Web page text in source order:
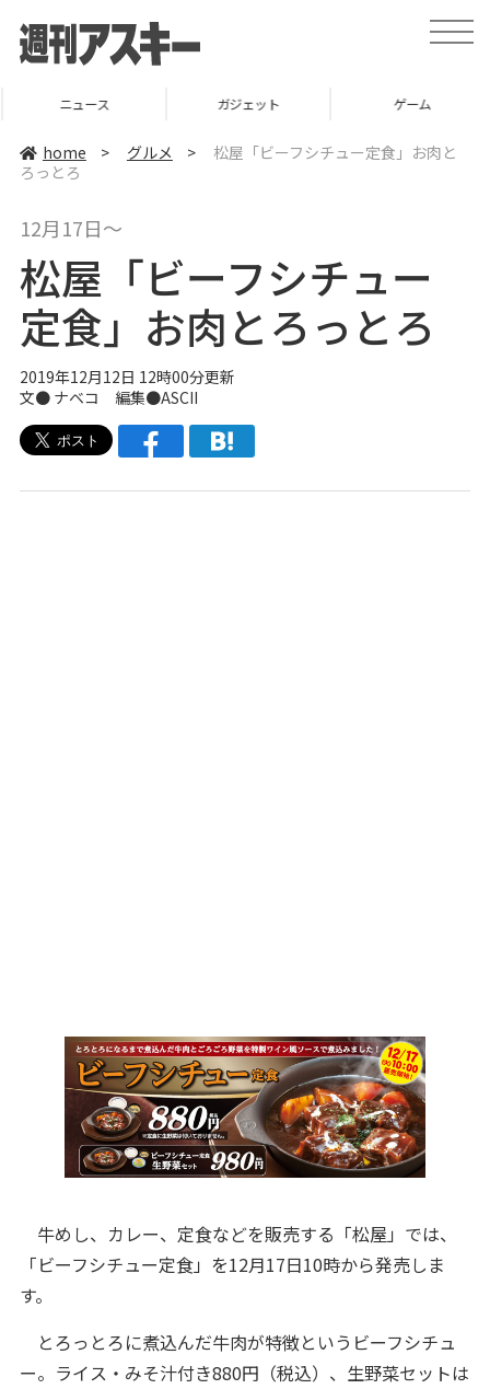
t
o
v
ニュース ガジェット ゲーム
home > グルメ >
松屋「ビーフシチュー定食」お肉と
ろっとろ
12月17日～
松屋「ビーフシチュー
定食」お肉とろっとろ
2019年12月12日 12時00分更新
文● ナベコ 編集●ASCII
牛めし、カレー、定食などを販売する「松屋」では、
「ビーフシチュー定食」を12月17日10時から発売しま
す。
とろっとろに煮込んだ牛肉が特徴というビーフシチュ
ー。ライス・みそ汁付き880円（税込）、生野菜セットは